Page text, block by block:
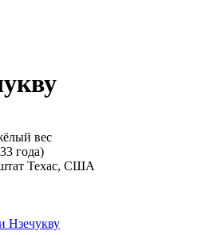
вес
года)
Техас, США
Нзечукву